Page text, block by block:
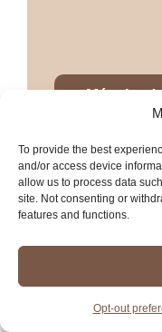
To provide the best
and/or access device
allow us to process data
site. Not consenting or
features and functions.
Opt-out
Más
Más
La
Con un ambiente